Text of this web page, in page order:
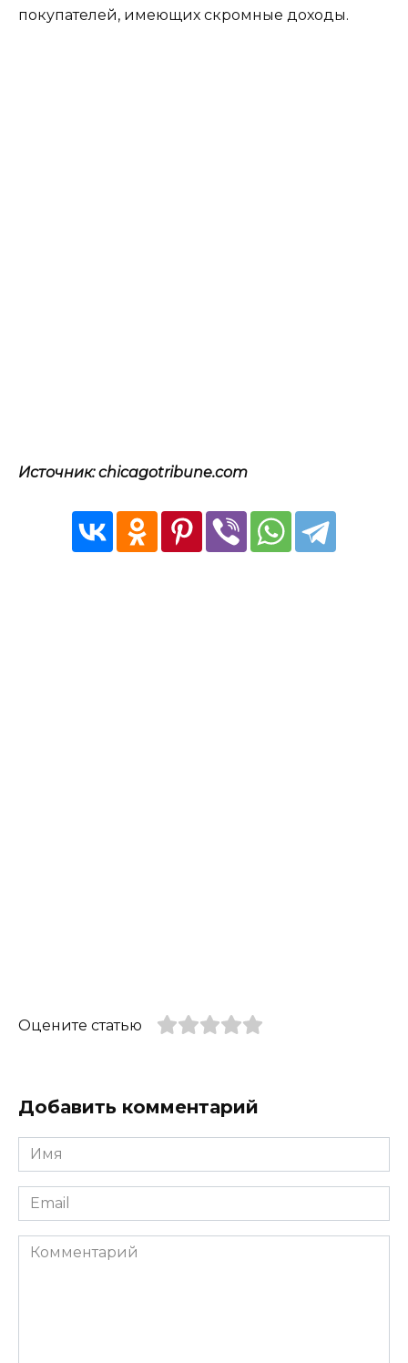
покупателей, имеющих скромные доходы.
Источник: chicagotribune.com
Оцените статью
Добавить комментарий
Имя
*
Email
*
Комментарий